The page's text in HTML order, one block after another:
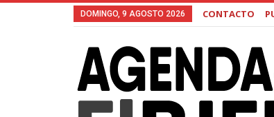
DOMINGO, 9 AGOSTO 2026 CONTACTO